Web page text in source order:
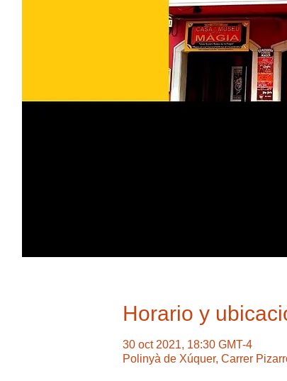
Horario y
30 oct 2021, 18:30 GMT-4
Polinyà de Xúquer, Carrer